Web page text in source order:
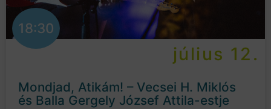
18:30
július 12.
Mondjad, Atikám! – Vecsei H. Miklós
és Balla Gergely József Attila-estje